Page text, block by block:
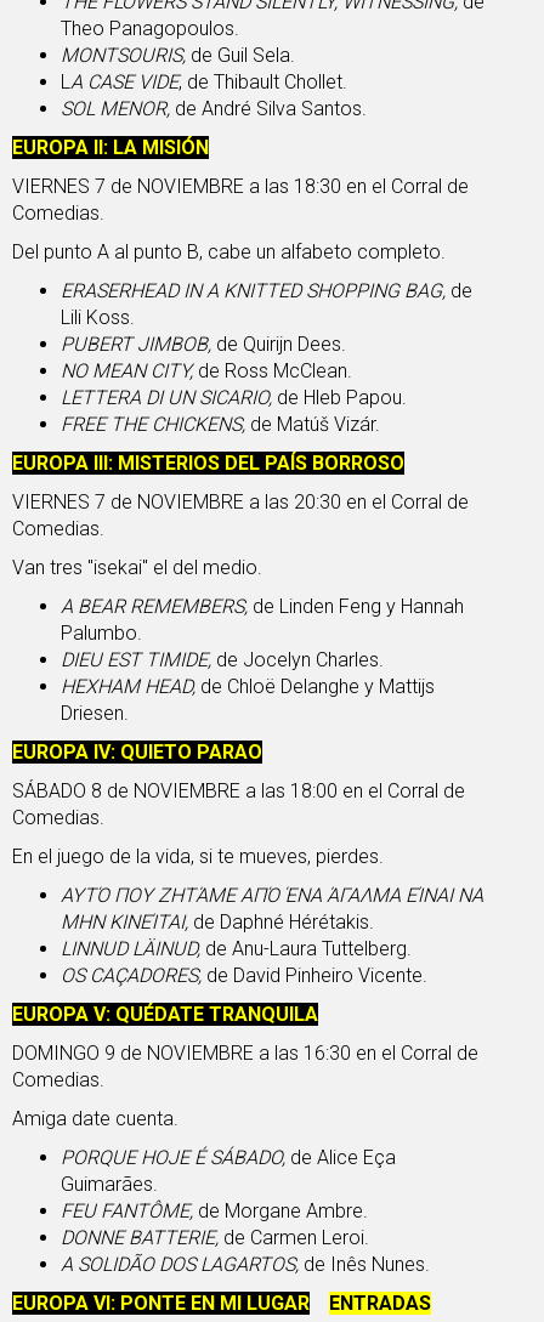
Theo Panagopoulos.
MONTSOURIS, de Guil Sela.
LA CASE VIDE, de Thibault Chollet.
SOL MENOR, de André Silva Santos.
EUROPA II: LA MISIÓN
VIERNES 7 de NOVIEMBRE a las 18:30 en el Corral de
Comedias.
Del punto A al punto B, cabe un alfabeto completo.
ERASERHEAD IN A KNITTED SHOPPING BAG, de
Lili Koss.
PUBERT JIMBOB, de Quirijn Dees.
NO MEAN CITY,de Ross McClean.
LETTERA DI UN SICARIO, de Hleb Papou.
FREE THE CHICKENS, de Matúš Vizár.
EUROPA III: MISTERIOS DEL PAÍS BORROSO
VIERNES 7 de NOVIEMBRE a las 20:30 en el Corral de
Comedias.
Van tres "isekai" el del medio.
A BEAR REMEMBERS, de Linden Feng y Hannah
Palumbo.
DIEU EST TIMIDE, de Jocelyn Charles.
HEXHAM HEAD, de Chloë Delanghe y Mattijs
Driesen.
EUROPA IV: QUIETO PARAO
SÁBADO 8 de NOVIEMBRE a las 18:00 en el Corral de
Comedias.
En el juego de la vida, si te mueves, pierdes.
ΑΥΤΌ ΠΟΥ ΖΗΤΆΜΕ ΑΠΌ ΈΝΑ ΆΓΑΛΜΑ ΕΊΝΑΙ ΝΑ
ΜΗΝ ΚΙΝΕΊΤΑΙ, de Daphné Hérétakis.
LINNUD LÄINUD, de Anu-Laura Tuttelberg.
OS CAÇADORES, de David Pinheiro Vicente.
EUROPA V: QUÉDATE TRANQUILA
DOMINGO 9 de NOVIEMBRE a las 16:30 en el Corral de
Comedias.
Amiga date cuenta.
PORQUE HOJE É SÁBADO, de Alice Eça
Guimarães.
FEU FANTÔME, de Morgane Ambre.
DONNE BATTERIE, de Carmen Leroi.
A SOLIDÃO DOS LAGARTOS, de Inês Nunes.
EUROPA VI: PONTE EN MI LUGAR
ENTRADAS